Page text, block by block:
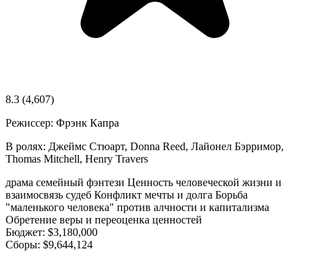
8.3 (4,607)
Режиссер: Фрэнк Капра
В ролях: Джеймс Стюарт, Donna Reed, Лайонел Бэрримор,
Thomas Mitchell, Henry Travers
драма семейный фэнтези Ценность человеческой жизни и
взаимосвязь судеб Конфликт мечты и долга Борьба
"маленького человека" против алчности и капитализма
Обретение веры и переоценка ценностей
Бюджет: $3,180,000
Сборы: $9,644,124